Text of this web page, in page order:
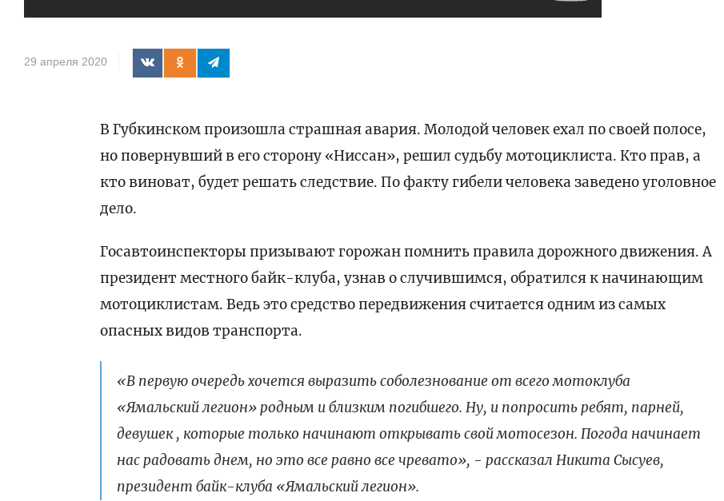
29 апреля 2020
В Губкинском произошла страшная авария. Молодой человек ехал по своей полосе,
но повернувший в его сторону «Ниссан», решил судьбу мотоциклиста. Кто прав, а
кто виноват, будет решать следствие. По факту гибели человека заведено уголовное
дело.
Госавтоинспекторы призывают горожан помнить правила дорожного движения. А
президент местного байк-клуба, узнав о случившимся, обратился к начинающим
мотоциклистам. Ведь это средство передвижения считается одним из самых
опасных видов транспорта.
«В первую очередь хочется выразить соболезнование от всего мотоклуба
«Ямальский легион» родным и близким погибшего. Ну, и попросить ребят, парней,
девушек , которые только начинают открывать свой мотосезон. Погода начинает
нас радовать днем, но это все равно все чревато», - рассказал Никита Сысуев,
президент байк-клуба «Ямальский легион».